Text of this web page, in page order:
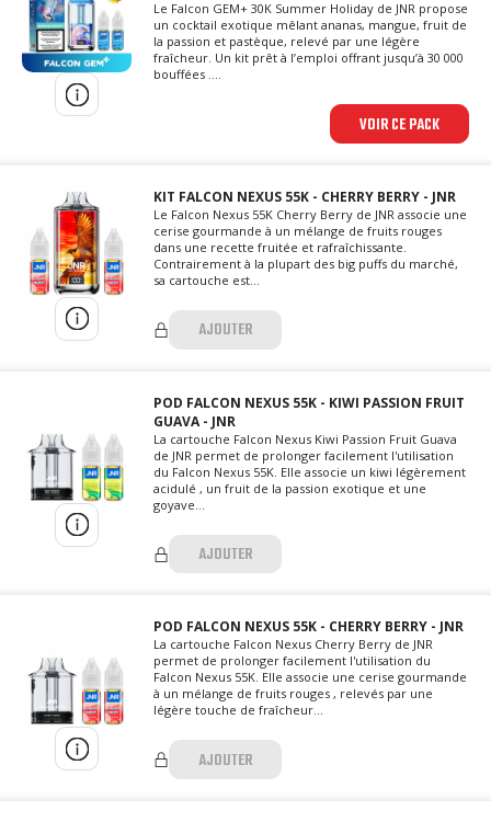
Le Falcon GEM+ 30K Summer Holiday de JNR propose
un cocktail exotique mêlant ananas, mangue, fruit de
la passion et pastèque, relevé par une légère
fraîcheur. Un kit prêt à l’emploi offrant jusqu’à 30 000
bouffées ....
VOIR CE PACK
KIT FALCON NEXUS 55K - CHERRY BERRY - JNR
Le Falcon Nexus 55K Cherry Berry de JNR associe une
cerise gourmande à un mélange de fruits rouges
dans une recette fruitée et rafraîchissante.
Contrairement à la plupart des big puffs du marché,
sa cartouche est...
AJOUTER
POD FALCON NEXUS 55K - KIWI PASSION FRUIT
GUAVA - JNR
La cartouche Falcon Nexus Kiwi Passion Fruit Guava
de JNR permet de prolonger facilement l'utilisation
du Falcon Nexus 55K. Elle associe un kiwi légèrement
acidulé , un fruit de la passion exotique et une
goyave...
AJOUTER
POD FALCON NEXUS 55K - CHERRY BERRY - JNR
La cartouche Falcon Nexus Cherry Berry de JNR
permet de prolonger facilement l'utilisation du
Falcon Nexus 55K. Elle associe une cerise gourmande
à un mélange de fruits rouges , relevés par une
légère touche de fraîcheur...
AJOUTER